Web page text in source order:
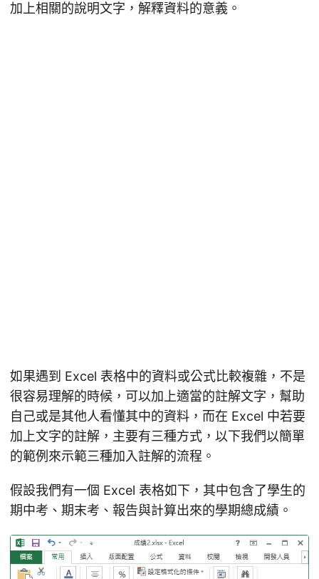
加上相關的說明文字，解釋資料的意義。
如果遇到 Excel 表格中的資料或公式比較複雜，不是
很容易理解的時候，可以加上適當的註解文字，幫助
自己或是其他人看懂其中的資料，而在 Excel 中若要
加上文字的註解，主要有三種方式，以下我們以簡單
的範例來示範三種加入註解的流程。
假設我們有一個 Excel 表格如下，其中包含了學生的
期中考、期末考、報告與計算出來的學期總成績。